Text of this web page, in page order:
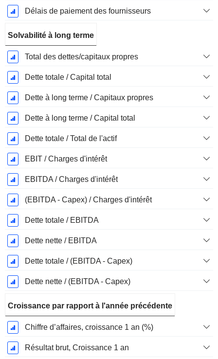
Délais de paiement des fournisseurs
Solvabilité à long terme
Total des dettes/capitaux propres
Dette totale / Capital total
Dette à long terme / Capitaux propres
Dette à long terme / Capital total
Dette totale / Total de l'actif
EBIT / Charges d'intérêt
EBITDA / Charges d'intérêt
(EBITDA - Capex) / Charges d'intérêt
Dette totale / EBITDA
Dette nette / EBITDA
Dette totale / (EBITDA - Capex)
Dette nette / (EBITDA - Capex)
Croissance par rapport à l'année précédente
Chiffre d’affaires, croissance 1 an (%)
Résultat brut, Croissance 1 an